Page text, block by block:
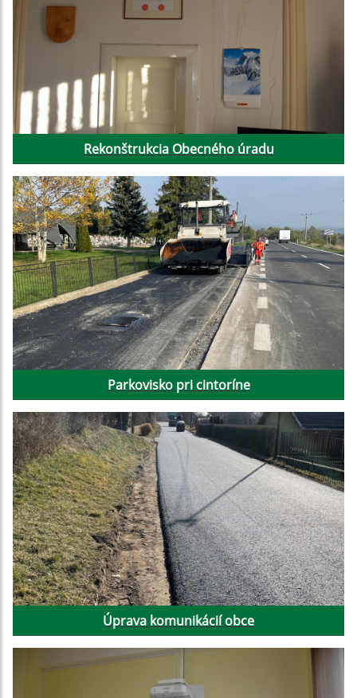
Rekonštrukcia Obecného úradu
Parkovisko pri cintoríne
Úprava komunikácií obce